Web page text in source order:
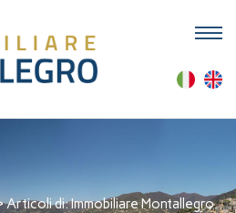
Articoli di: Immobiliare Montallegro